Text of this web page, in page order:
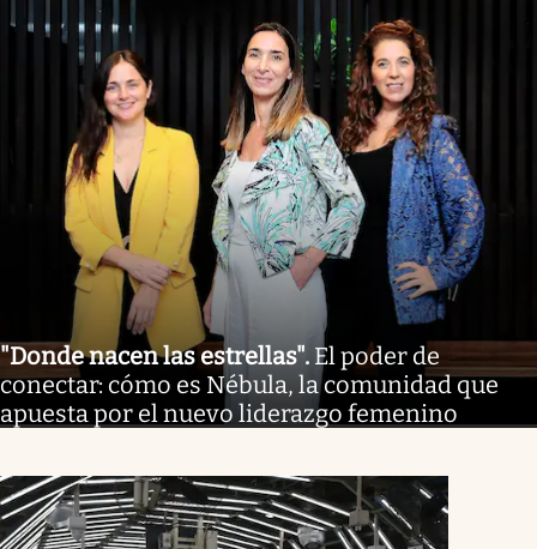
"Donde nacen las estrellas". El poder de
conectar: cómo es Nébula, la comunidad que
apuesta por el nuevo liderazgo femenino